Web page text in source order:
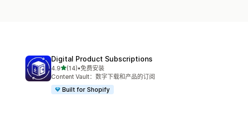
Digital Product Subscriptions
4.9星（满分 5 星）
(14)
总共 14 条评论
•免费安装
Content Vault：数字下载和产品的订阅
Built for Shopify